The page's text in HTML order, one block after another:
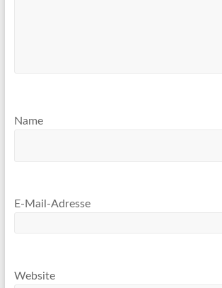
Name
E-Mail-Adresse
Website